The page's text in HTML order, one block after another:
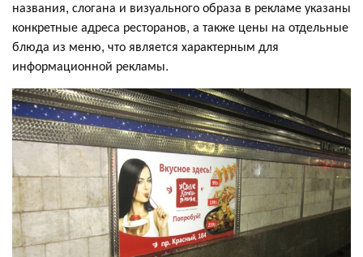
названия, слогана и визуального образа в рекламе указаны
конкретные адреса ресторанов, а также цены на отдельные
блюда из меню, что является характерным для
информационной рекламы.